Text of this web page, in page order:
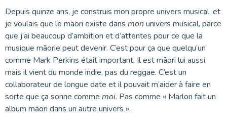
Depuis quinze ans, je construis mon propre univers musical, et
je voulais que le māori existe dans mon univers musical, parce
que j’ai beaucoup d’ambition et d’attentes pour ce que la
musique māorie peut devenir. C’est pour ça que quelqu’un
comme Mark Perkins était important. Il est māori lui aussi,
mais il vient du monde indie, pas du reggae. C’est un
collaborateur de longue date et il pouvait m’aider à faire en
sorte que ça sonne comme moi. Pas comme « Marlon fait un
album māori dans un autre univers ».